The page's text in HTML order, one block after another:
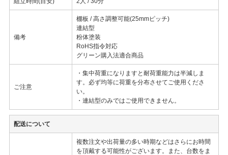
備考
棚板 / 高さ調整可能(25mmピッチ)
連結型
粉体塗装
RoHS指令対応
グリーン購入法適合商品
ご注意
・集中荷重になりますと耐荷重能力は半減しま
す。必ず均等に荷重を分布させてご使用くださ
い。
・連結型のみではご使用できません。
配送について
複数注文や出荷量の多い時期などはさらにお時間
を頂戴する可能性がございます。また、台数をま